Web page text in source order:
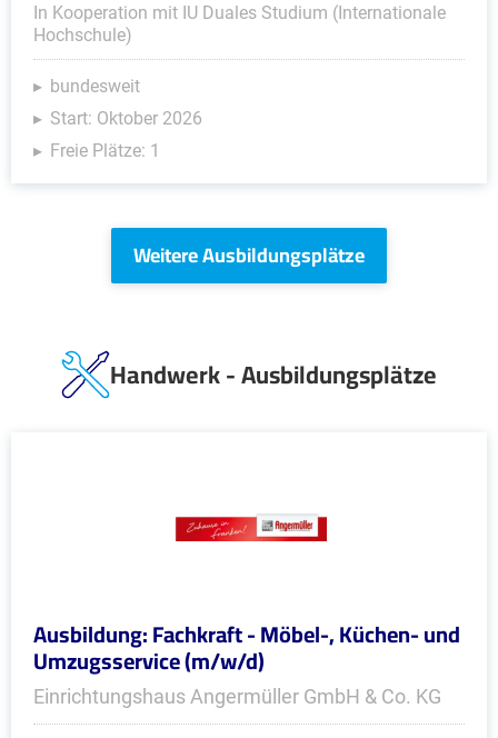
In Kooperation mit IU Duales Studium (Internationale
Hochschule)
bundesweit
Start: Oktober 2026
Freie Plätze: 1
Weitere Ausbildungsplätze
Handwerk - Ausbildungsplätze
Ausbildung: Fachkraft - Möbel-, Küchen- und
Umzugsservice (m/w/d)
Einrichtungshaus Angermüller GmbH & Co. KG